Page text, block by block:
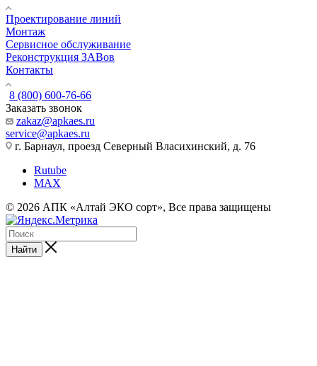
Проектирование линий
Монтаж
Сервисное обслуживание
Реконструкция ЗАВов
Контакты
8 (800) 600-76-66
Заказать звонок
zakaz@apkaes.ru
service@apkaes.ru
г. Барнаул, проезд Северный Власихинский, д. 76
Rutube
MAX
© 2026 АПК «Алтай ЭКО сорт», Все права защищены
Найти